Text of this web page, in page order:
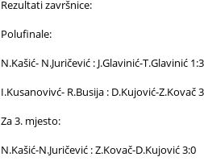
Rezultati završnice:
Polufinale:
N.Kašić- N.Juričević : J.Glavinić-T.Glavinić 1:3
I.Kusanovivć- R.Busija : D.Kujović-Z.Kovač
Za 3. mjesto:
N.Kašić-N.Juričević : Z.Kovač-D.Kujović 3:0